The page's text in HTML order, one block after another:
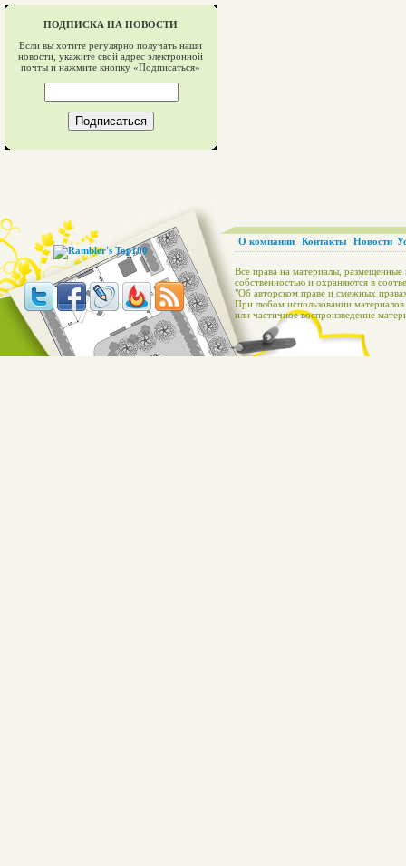
ПОДПИСКА НА НОВОСТИ
Если вы хотите регулярно получать наши
новости, укажите свой адрес электронной
почты и нажмите кнопку «Подписаться»
О компании Контакты Новости
Все права на материалы, размещенные
собственностью и охраняются в
"Об авторском праве и смежных
При любом использовании
или частичное воспроизведение